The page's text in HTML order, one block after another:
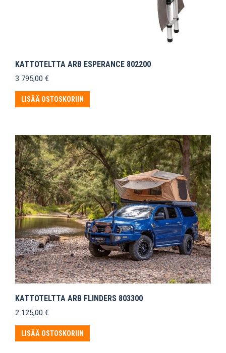
KATTOTELTTA ARB ESPERANCE 802200
3 795,00 €
LISÄÄ OSTOSKORIIN
KATTOTELTTA ARB FLINDERS 803300
2 125,00 €
LISÄÄ OSTOSKORIIN